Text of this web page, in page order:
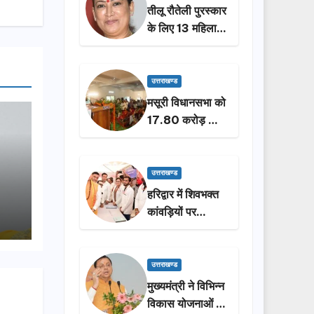
तीलू रौतेली पुरस्कार
के लिए 13 महिलाओं
का चयन, 35
कार्यकर्तियां भी होंगी
सम्मानित…
उत्तराखण्ड
मसूरी विधानसभा को
17.80 करोड़ की
विकास योजनाओं की
ने किया लोकार्पण-
शिलान्यास.
उत्तराखण्ड
हरिद्वार में शिवभक्त
कांवड़ियों पर
पुष्पवर्षा, मुख्यमंत्री
प्रक्षालन…
उत्तराखण्ड
मुख्यमंत्री ने विभिन्न
विकास योजनाओं के